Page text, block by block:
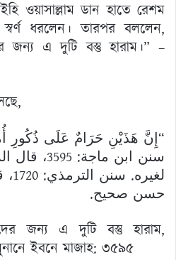
ওয়াসাল্লাম ডান হাতে রেশম
ধরলেন। তারপর বললেন,
এ দুটি বস্তু হারাম।” –
“إِنَّ هَذَيْنِ حَرَامٌ عَلَى ذُكُورِ
سنن ابن
حسن صحيح.
জন্য এ দুটি বস্তু হারাম,
ইবনে মাজাহ: ৩৫৯৫